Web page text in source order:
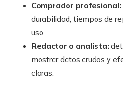
Comprador profesional:
durabilidad, tiempos de
uso.
Redactor o analista:
mostrar datos crudos y
claras.